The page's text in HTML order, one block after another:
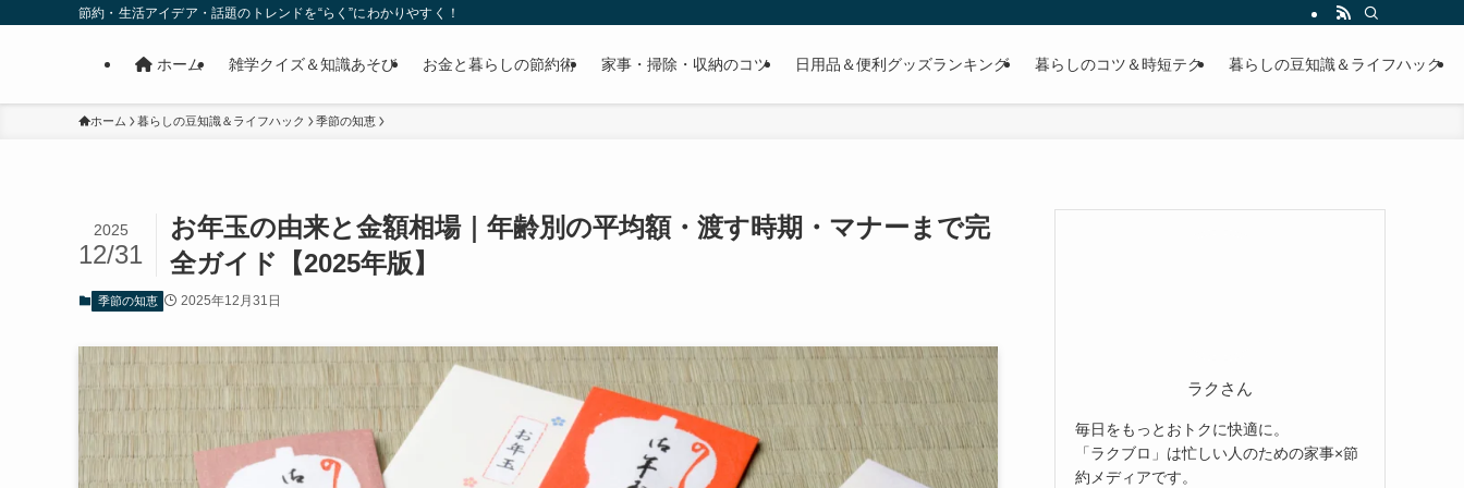
節約・生活アイデア・話題のトレンドを“らく”にわかりやすく！
ホーム 雑学クイズ＆知識あそび お金と暮らしの節約術 家事・掃除・収納のコツ 日用品＆便利グッズランキング 暮らしのコツ＆時短テク 暮らしの豆知識＆ライフハック
ホーム 暮らしの豆知識＆ライフハック 季節の知恵
お年玉の由来と金額相場｜年齢別の平均額・渡す時期・マナーまで完
全ガイド【2025年版】
2025
12/31
季節の知恵 2025年12月31日
ラクさん
毎日をもっとおトクに快適に。
「ラクブロ」は忙しい人のための家事×節
約メディアです。